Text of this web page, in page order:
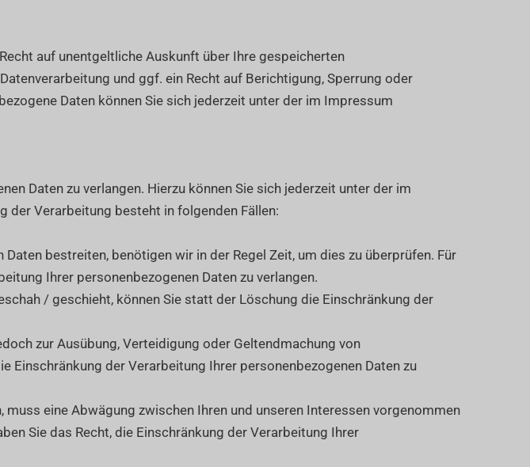
auf unentgeltliche Auskunft über Ihre gespeicherten
und ggf. ein Recht auf Berichtigung, Sperrung oder
Daten können Sie sich jederzeit unter der im Impressum
Daten zu verlangen. Hierzu können Sie sich jederzeit unter der im
der Verarbeitung besteht in folgenden Fällen:
bestreiten, benötigen wir in der Regel Zeit, um dies zu überprüfen. Für
Ihrer personenbezogenen Daten zu verlangen.
/ geschieht, können Sie statt der Löschung die Einschränkung der
zur Ausübung, Verteidigung oder Geltendmachung von
Einschränkung der Verarbeitung Ihrer personenbezogenen Daten zu
eine Abwägung zwischen Ihren und unseren Interessen vorgenommen
Sie das Recht, die Einschränkung der Verarbeitung Ihrer